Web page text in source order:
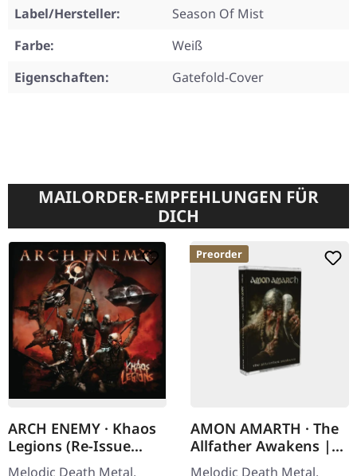
Label/Hersteller:
Season Of Mist
Farbe:
Weiß
Eigenschaften:
Gatefold-Cover
MAILORDER-EMPFEHLUNGEN FÜR
DICH
ARCH ENEMY · Khaos
Legions (Re-Issue
2023) | DIGIPAK CD
Melodic Death Metal.
Preorder
AMON AMARTH · The
Allfather Awakens |
TAPE
Melodic Death Metal.